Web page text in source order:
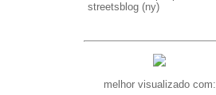
streetsblog (ny)
melhor visualizado com: